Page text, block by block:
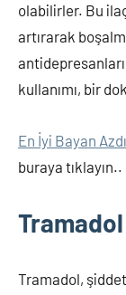
olabilirler. Bu
artırarak
kullanımı, bir
En İyi Bayan
buraya tıklayın..
Tramadol
Tramadol,